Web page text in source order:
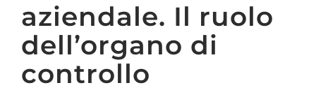
aziendale. Il ruolo
dell’organo di
controllo